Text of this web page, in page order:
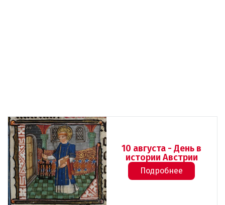
10 августа - День в
истории Австрии
Подробнее